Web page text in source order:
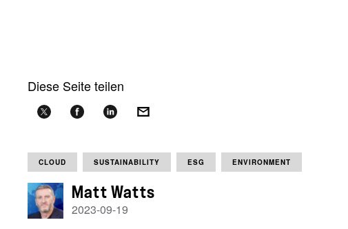
Diese Seite teilen
CLOUD SUSTAINABILITY ESG ENVIRONMENT
Matt Watts
2023-09-19